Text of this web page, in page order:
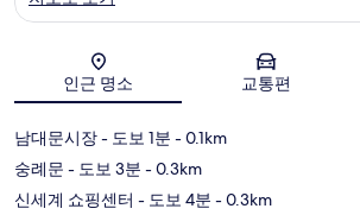
지도
인근 명소 교통편
남대문시장- 도보 1분 - 0.1km
숭례문 - 도보 3분 - 0.3km
신세계 쇼핑센터 - 도보 4분 - 0.3km